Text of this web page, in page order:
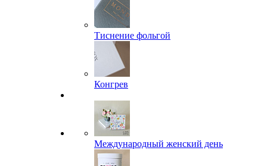
Тиснение фольгой
Конгрев
Международный женский день